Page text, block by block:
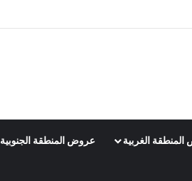
الغربية عروض المنطقة الجنوبية